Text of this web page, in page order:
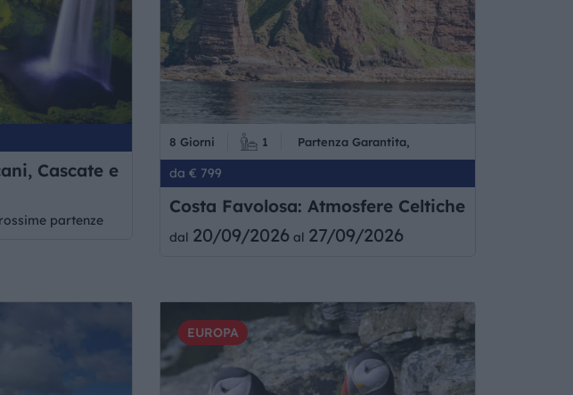
Cascate e
partenze
8 Giorni 1 Partenza Garantita,
da € 799
Costa Favolosa: Atmosfere Celtiche
dal 20/09/2026al 27/09/2026
EUROPA